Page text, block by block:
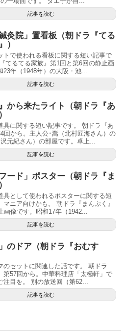
記事を読む
灸院」置看板（朝ドラ『てる
）
トで使われる看板に関する短い記事で
てるてる家族』第1回と第6回の静止画
23年（1948年）の大阪・池...
記事を読む
から来たライト（朝ドラ『あ
具に関する短い記事です。 朝ドラ『あ
回から。主人公･嵩（北村匠海さん）の
元紀さん）の部屋です。卓上...
記事を読む
ード」ポスター（朝ドラ『ま
具として使われるポスターに関する短
マニア向けかも。 朝ドラ『まんぷく』
画像です。昭和17年（1942...
記事を読む
のドア（朝ドラ『おむす
のセットに関連した話です。 朝ドラ
第57回から。中華料理店「太極軒」で
注目を。 別の放送回（第62...
記事を読む